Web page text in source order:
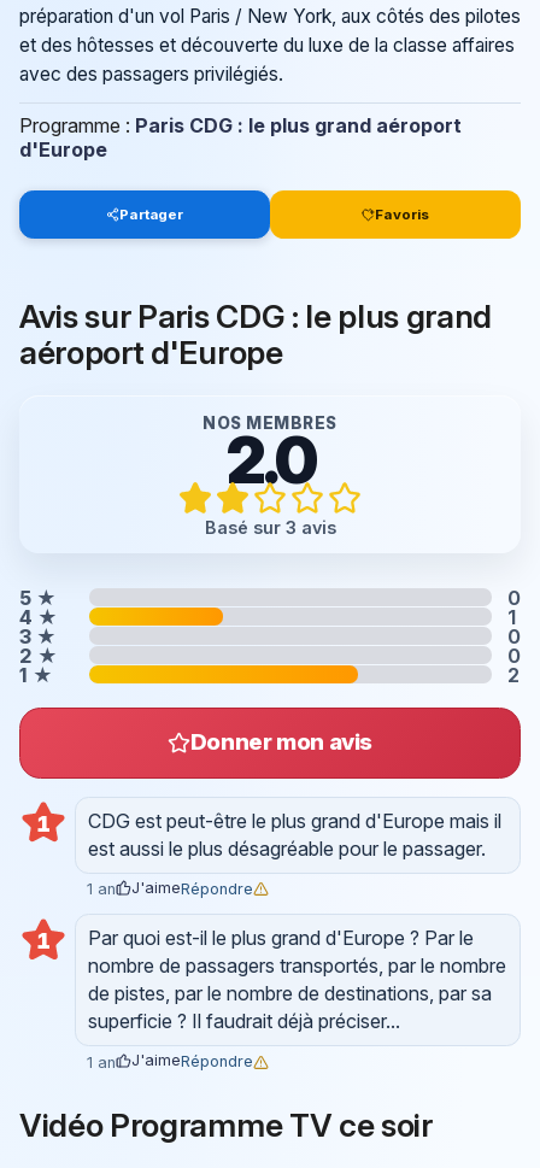
préparation d'un vol Paris / New York, aux côtés des pilotes
et des hôtesses et découverte du luxe de la classe affaires
avec des passagers privilégiés.
Programme : Paris CDG : le plus grand aéroport
d'Europe
Partager Favoris
Avis sur Paris CDG : le plus grand
aéroport d'Europe
NOS MEMBRES
2.0
Basé sur 3 avis
5 ★
0
4 ★
1
3 ★
0
2 ★
0
1 ★ 2
Donner mon avis
1
CDG est peut-être le plus grand d'Europe mais il
est aussi le plus désagréable pour le passager.
1 an J'aimeRépondre
1
Par quoi est-il le plus grand d'Europe ? Par le
nombre de passagers transportés, par le nombre
de pistes, par le nombre de destinations, par sa
superficie ? Il faudrait déjà préciser...
1 an J'aimeRépondre
Vidéo Programme TV ce soir